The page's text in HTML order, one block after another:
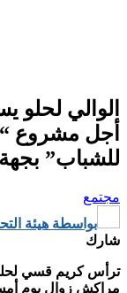
الوالي لحلو
أجل مشروع
للشباب”
مجتمع
بواسطة هيئة
شارك
ترأس كريم قسي